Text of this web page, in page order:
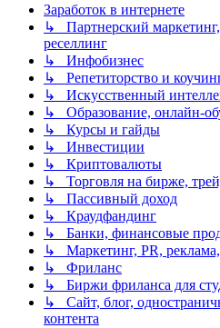
Заработок в интернете
↳ Партнерский
реселлинг
↳ Инфобизнес
↳ Репетиторство и
↳ Искусственный
↳ Образование, онлайн-
↳ Курсы и гайды
↳ Инвестиции
↳ Криптовалюты
↳ Торговля на бирже,
↳ Пассивный доход
↳ Краудфандинг
↳ Банки, финансовые
↳ Маркетинг, PR,
↳ Фриланс
↳ Биржи фриланса для
↳ Сайт, блог,
контента